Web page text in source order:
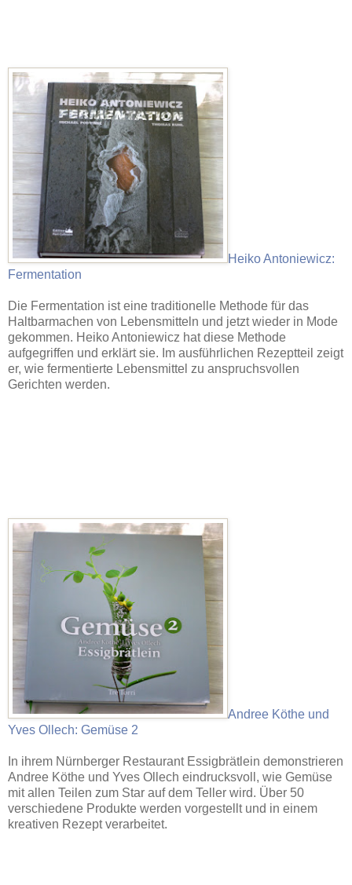
Heiko Antoniewicz:
Fermentation
Die Fermentation ist eine traditionelle Methode für das
Haltbarmachen von Lebensmitteln und jetzt wieder in Mode
gekommen. Heiko Antoniewicz hat diese Methode
aufgegriffen und erklärt sie. Im ausführlichen Rezeptteil zeigt
er, wie fermentierte Lebensmittel zu anspruchsvollen
Gerichten werden.
Andree Köthe und
Yves Ollech: Gemüse 2
In ihrem Nürnberger Restaurant Essigbrätlein demonstrieren
Andree Köthe und Yves Ollech eindrucksvoll, wie Gemüse
mit allen Teilen zum Star auf dem Teller wird. Über 50
verschiedene Produkte werden vorgestellt und in einem
kreativen Rezept verarbeitet.